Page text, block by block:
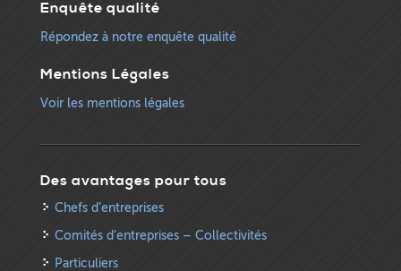
Enquête qualité
Répondez à notre enquête qualité
Mentions Légales
Voir les mentions légales
Des avantages pour tous
Chefs d’entreprises
Comités d’entreprises – Collectivités
Particuliers